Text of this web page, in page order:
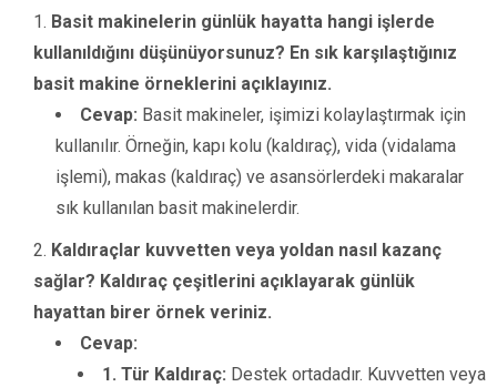
Basit makinelerin günlük hayatta hangi işlerde
kullanıldığını düşünüyorsunuz? En sık karşılaştığınız
basit makine örneklerini açıklayınız.
Cevap: Basit makineler, işimizi kolaylaştırmak için
kullanılır. Örneğin, kapı kolu (kaldıraç), vida (vidalama
işlemi), makas (kaldıraç) ve asansörlerdeki makaralar
sık kullanılan basit makinelerdir.
Kaldıraçlar kuvvetten veya yoldan nasıl kazanç
sağlar? Kaldıraç çeşitlerini açıklayarak günlük
hayattan birer örnek veriniz.
Cevap:
1. Tür Kaldıraç: Destek ortadadır. Kuvvetten veya